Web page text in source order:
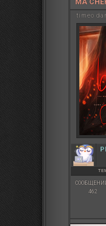
timeo
462